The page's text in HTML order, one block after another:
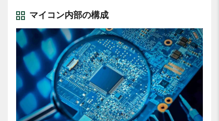
マイコン内部の構成